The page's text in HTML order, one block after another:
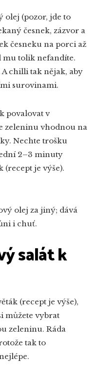
olej (pozor, jde to
česnek, zázvor a
česneku na porci až
mu tolik nefandíte.
chilli tak nějak, aby
surovinami.
povalovat v
zeleninu vhodnou na
Nechte trošku
2–3 minuty
je výše).
olej za jiný; dává
i chuť.
salát k
(recept je výše),
můžete vybrat
zeleninu. Ráda
tak to